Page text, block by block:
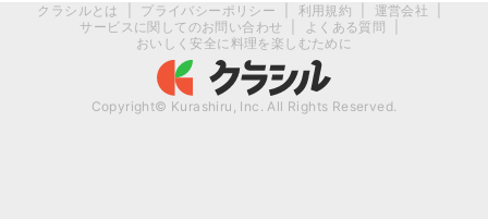
クラシルとは プライバシーポリシー 利用規約 運営会社
サービスに関してのお問い合わせ
よくある質問
おいしく安全に料理を楽しむために
Copyright© Kurashiru, Inc. All Rights Reserved.